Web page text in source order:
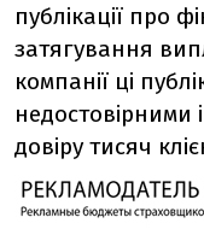
публікації про
затягування
компанії ці
недостовірними
довіру тисяч